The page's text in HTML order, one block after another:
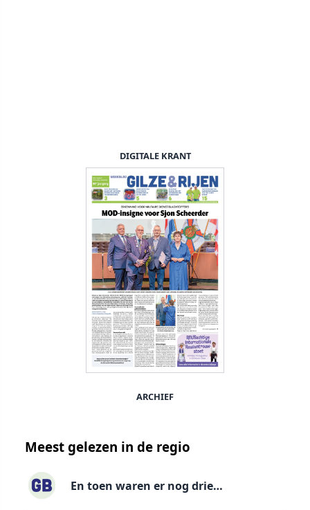
DIGITALE KRANT
ARCHIEF
Meest gelezen in de regio
En toen waren er nog drie…